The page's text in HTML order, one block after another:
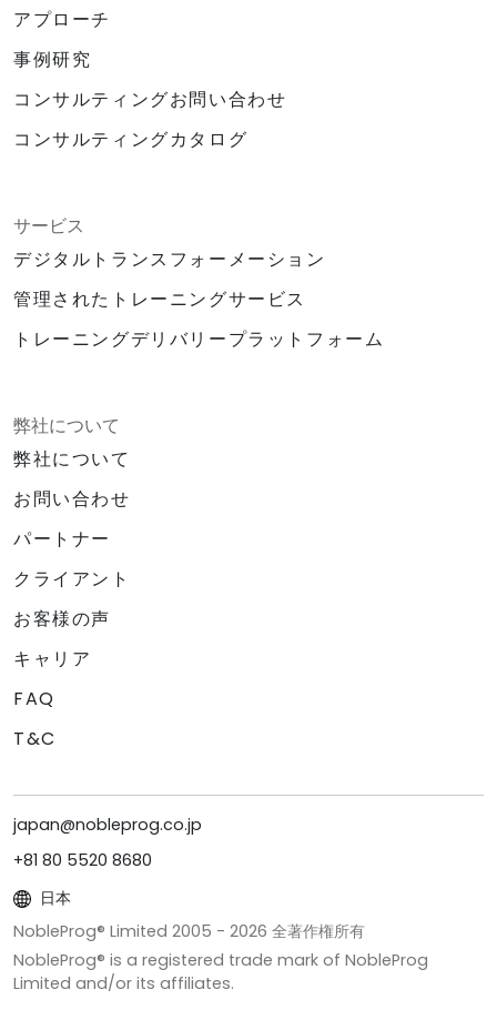
アプローチ
事例研究
コンサルティングお問い合わせ
コンサルティングカタログ
サービス
デジタルトランスフォーメーション
管理されたトレーニングサービス
トレーニングデリバリープラットフォーム
弊社について
弊社について
お問い合わせ
パートナー
クライアント
お客様の声
キャリア
FAQ
T&C
japan@nobleprog.co.jp
+81 80 5520 8680
日本
NobleProg® Limited 2005 - 2026 全著作権所有
NobleProg® is a registered trade mark of NobleProg
Limited and/or its affiliates.